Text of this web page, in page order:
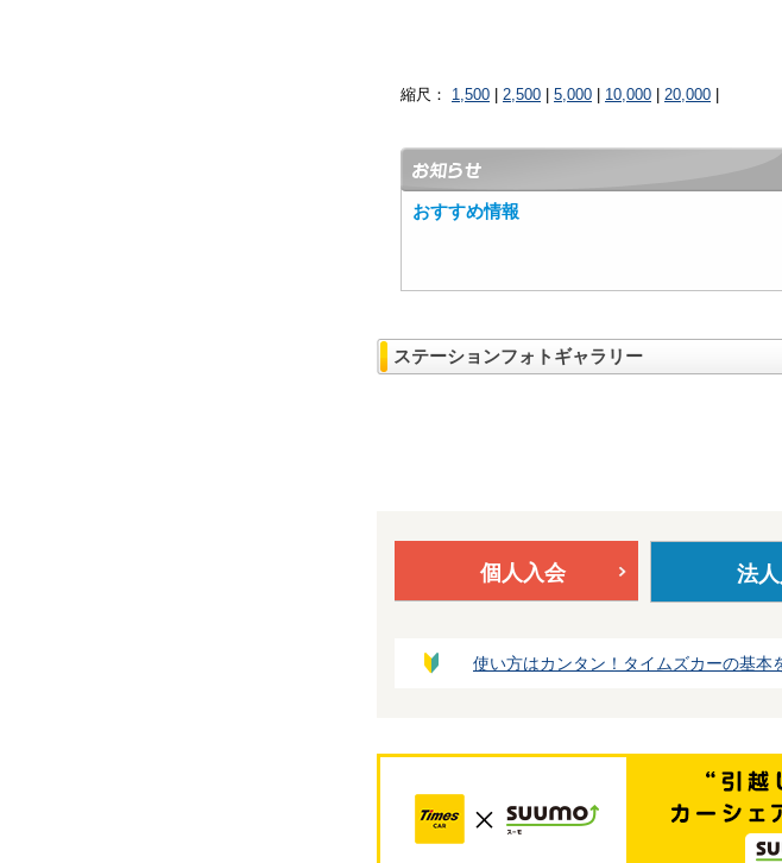
縮尺： 1,500 2,500 5,000 10,000 20,000
おすすめ情報
ステーションフォトギャラリー
個人入会 法
使い方はカンタン！タイムズカーの基本